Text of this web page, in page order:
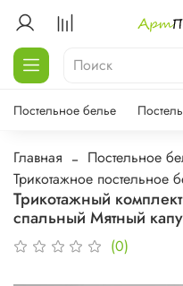
Постельное белье
Главная
Постельное
Трикотажное постельное
Трикотажный
спальный Мятный
(0)